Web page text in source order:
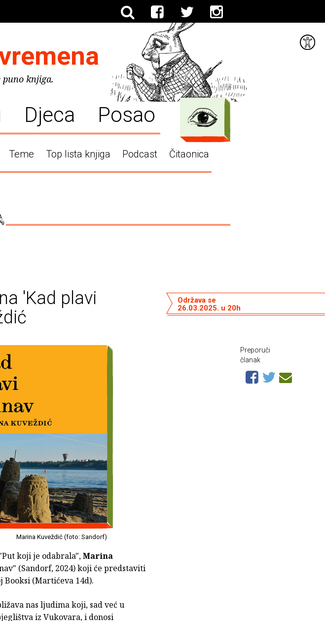
puno knjiga.
Djeca Posao
Teme Top lista knjiga Podcast Čitaonica
'Kad plavi
Održava se
26.03.2025. u 20h
Marina Kuveždić (foto: Sandorf)
koji je odabrala",Marina
(Sandorf, 2024) koji će predstaviti
Booksi (Martićeva 14d).
nas ljudima koji, sad već u
iz Vukovara, i donosi
Preporuči
članak